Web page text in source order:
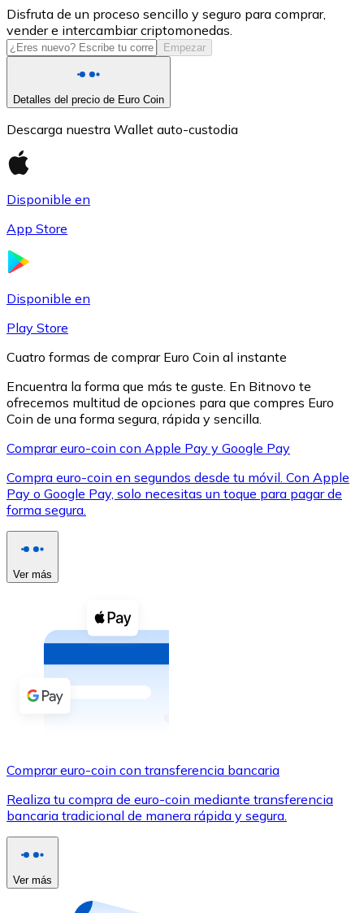
USD Coin
USDC
XRP
XRP
Ver todo
Compra criptomonedas con efectivo en tu tienda más
Comprar con efectivo
Transferencia SEPA
Utiliza tarjetas Visa y Mastercard para comprar
Comprar con tarjeta
Disfruta de un proceso sencillo y seguro para comprar,
vender e intercambiar criptomonedas.
Empezar
Detalles del precio de Euro Coin
Descarga nuestra Wallet auto-custodia
Disponible en
App Store
Disponible en
Play Store
Cuatro formas de comprar Euro Coin al instante
Encuentra la forma que más te guste. En Bitnovo te
ofrecemos multitud de opciones para que compres Euro
Coin de una forma segura, rápida y sencilla.
Comprar euro-coin con Apple Pay y Google Pay
Compra euro-coin en segundos desde tu móvil. Con Apple
Pay o Google Pay, solo necesitas un toque para pagar de
forma segura.
Ver más
Comprar euro-coin con transferencia bancaria
Realiza tu compra de euro-coin mediante transferencia
bancaria tradicional de manera rápida y segura.
Ver más